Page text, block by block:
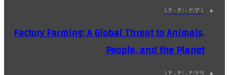
۱۴۰۴/۰۳/۳۱
Factory Farming: A Global Threat to Animals,
People, and the Planet
۱۴۰۴/۰۴/۲۹